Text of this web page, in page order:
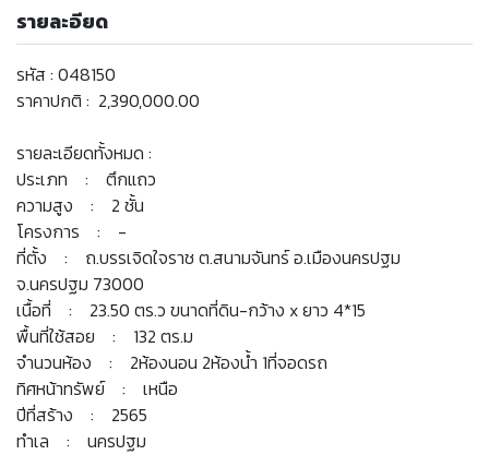
รายละอียด
รหัส : 048150
ราคาปกติ : 2,390,000.00
รายละเอียดทั้งหมด :
ประเภท : ตึกแถว
ความสูง : 2 ชั้น
โครงการ : -
ที่ตั้ง : ถ.บรรเจิดใจราช ต.สนามจันทร์ อ.เมืองนครปฐม
จ.นครปฐม 73000
เนื้อที่ : 23.50 ตร.ว ขนาดที่ดิน-กว้าง x ยาว 4*15
พื้นที่ใช้สอย : 132 ตร.ม
จำนวนห้อง : 2ห้องนอน 2ห้องน้ำ 1ที่จอดรถ
ทิศหน้าทรัพย์ : เหนือ
ปีที่สร้าง : 2565
ทำเล : นครปฐม